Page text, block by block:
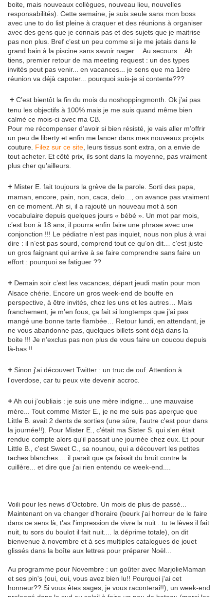
boite, mais nouveaux collègues, nouveau lieu, nouvelles
responsabilités). Cette semaine, je suis seule sans mon boss
avec une to do list pleine à craquer et des réunions à organiser
avec des gens que je connais pas et des sujets que je maitrise
pas non plus. Bref c’est un peu comme si je me jetais dans le
grand bain à la piscine sans savoir nager… Au secours... Ah
tiens, premier retour de ma meeting request : un des types
invités peut pas venir... en vacances... je sens que ma 1ère
réunion va déjà capoter... pourquoi suis-je si contente???
+ C’est bientôt la fin du mois du noshoppingmonth. Ok j’ai pas
tenu les objectifs à 100% mais je me suis quand même bien
calmé ce mois-ci avec ma CB.
Pour me récompenser d’avoir si bien résisté, je vais aller m’offrir
un peu de liberty et enfin me lancer dans mes nouveaux projets
couture. Filez sur ce site , leurs tissus sont extra, on a envie de
tout acheter. Et côté prix, ils sont dans la moyenne, pas vraiment
plus cher qu’ailleurs.
+ Mister E. fait toujours la grève de la parole. Sorti des papa,
maman, encore, pain, non, caca, delo…, on avance pas vraiment
en ce moment. Ah si, il a rajouté un nouveau mot à son
vocabulaire depuis quelques jours « bébé ». Un mot par mois,
c’est bon à 18 ans, il pourra enfin faire une phrase avec une
conjonction !!! Le pédiatre n’est pas inquiet, nous non plus à vrai
dire : il n’est pas sourd, comprend tout ce qu’on dit… c’est juste
un gros faignant qui arrive à se faire comprendre sans faire un
effort : pourquoi se fatiguer ??
+ Demain soir c’est les vacances, départ jeudi matin pour mon
Alsace chérie. Encore un gros week-end de bouffe en
perspective, à être invités, chez les uns et les autres… Mais
franchement, je m’en fous, ça fait si longtemps que j’ai pas
mangé une bonne tarte flambée… Retour lundi, en attendant, je
ne vous abandonne pas, quelques billets sont déjà dans la
boite !!! Je n’exclus pas non plus de vous faire un coucou depuis
là-bas !!
+ Sinon j'ai découvert Twitter : un truc de ouf. Attention à
l'overdose, car tu peux vite devenir accroc.
+Ah oui j'oubliais : je suis une mère indigne... une mauvaise
mère...
Tout comme Mister E., je ne me suis pas aperçue que
Little B. avait 2 dents de sorties (une sûre, l'autre c'est pour dans
la journée!!). Pour Mister E., c'était ma Sister S. qui s'en était
rendue compte alors qu'il passait une journée chez eux. Et pour
Little B., c'est Sweet C., sa nounou, qui a découvert les petites
taches blanches.... il parait que ça faisait du bruit contre la
cuillère... et dire que j'ai rien entendu ce week-end....
Voili pour les news d'Octobre. Un mois de plus de passé...
Maintenant on va changer d'horaire (beurk j'ai horreur de le faire
dans ce sens là, t'as l'impression de vivre la nuit : tu te lèves il fait
nuit, tu sors du boulot il fait nuit.... la déprime totale), on dit
bienvenue à novembre et à ses multiples catalogues de jouet
glissés dans la boîte aux lettres pour préparer Noël...
Au programme pour Novembre : un goûter avec MarjolieMaman
et ses pin's (oui, oui, vous avez bien lu!! Pourquoi j'ai cet
honneur?? Si vous êtes sages, je vous raconterai!!), un week-end